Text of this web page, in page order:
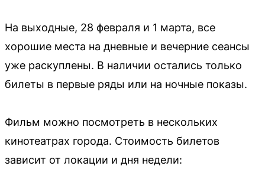
На выходные, 28 февраля и 1 марта, все
хорошие места на дневные и вечерние сеансы
уже раскуплены. В наличии остались только
билеты в первые ряды или на ночные показы.
Фильм можно посмотреть в нескольких
кинотеатрах города. Стоимость билетов
зависит от локации и дня недели: